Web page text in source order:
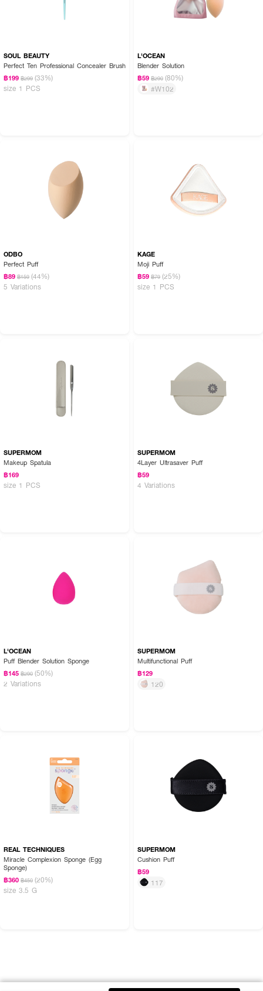
SOUL BEAUTY
Perfect Ten Professional Concealer Brush
฿199 ฿299 (33%)
size 1 PCS
L'OCEAN
Blender Solution
฿59 ฿290 (80%)
#W102
ODBO
Perfect Puff
฿89 ฿159 (44%)
5 Variations
KAGE
Moji Puff
฿59 ฿79 (25%)
size 1 PCS
SUPERMOM
Makeup Spatula
฿169
size 1 PCS
SUPERMOM
4Layer Ultrasaver Puff
฿59
4 Variations
L'OCEAN
Puff Blender Solution Sponge
฿145 ฿290 (50%)
2 Variations
SUPERMOM
Multifunctional Puff
฿129
120
REAL TECHNIQUES
Miracle Complexion Sponge (Egg
Sponge)
฿360 ฿450 (20%)
size 3.5 G
SUPERMOM
Cushion Puff
฿59
117